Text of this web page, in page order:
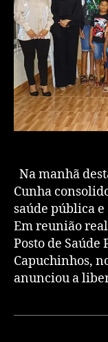
Na manhã
Cunha
saúde pública
Em reunião
Posto de Saúde
Capuchinhos,
anunciou a